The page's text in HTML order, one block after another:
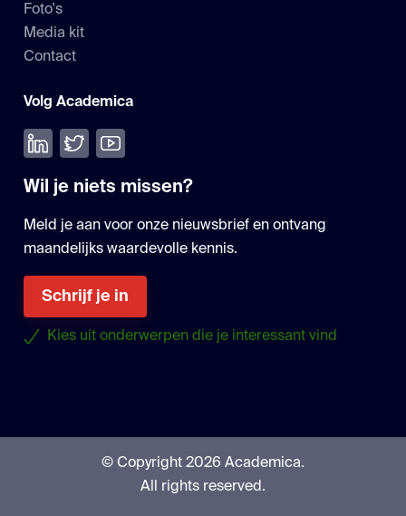
Foto's
Media kit
Contact
Volg Academica
Volg ons op LinkedIn
Volg ons op Twitter
Bekijk onze YouTube
Wil je niets missen?
Meld je aan voor onze nieuwsbrief en ontvang
maandelijks waardevolle kennis.
Schrijf je in
Kies uit onderwerpen die je interessant vind
© Copyright 2026 Academica.
All rights reserved.